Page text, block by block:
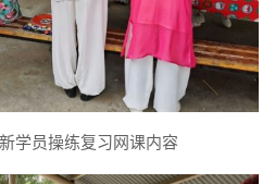
学员操练复习网课内容